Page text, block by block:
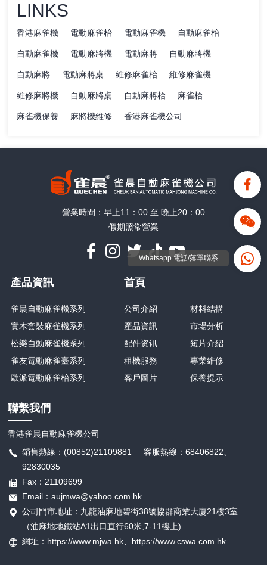
LINKS
香港麻雀機 電動麻雀枱 電動麻雀機 自動麻雀枱
自動麻雀機 電動麻將機 電動麻將 自動麻將機
自動麻將 電動麻將桌 維修麻雀枱 維修麻雀機
維修麻將機 自動麻將桌 自動麻將枱 麻雀枱
麻雀機保養 麻將機維修 香港麻雀機公司
營業時間：早上11：00 至 晚上20：00
假期照常營業
產品資訊
雀晨自動麻雀機系列
實木套裝麻雀機系列
松樂自動麻雀機系列
雀友電動麻雀臺系列
歐派電動麻雀枱系列
首頁
公司介紹
產品資訊
配件资讯
租機服務
客戶圖片
材料結搆
市場分析
短片介紹
專業維修
保養提示
聯繫我們
香港雀晨自動麻雀機公司
銷售熱線：(00852)21109881 客服熱線：68406822、
92830035
Fax：21109699
Email：aujmwa@yahoo.com.hk
公司門市地址：九龍油麻地碧街38號協群商業大廈21樓3室
（油麻地地鐵站A1出口直行60米,7-11樓上)
網址：https://www.mjwa.hk、 https://www.cswa.com.hk
Whatsapp 電話/落單聯系